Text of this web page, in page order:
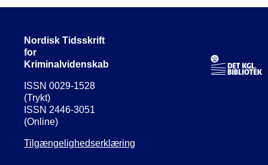
Nordisk Tidsskrift
for
Kriminalvidenskab
ISSN 0029-1528
(Trykt)
ISSN 2446-3051
(Online)
Tilgængelighedserklæring